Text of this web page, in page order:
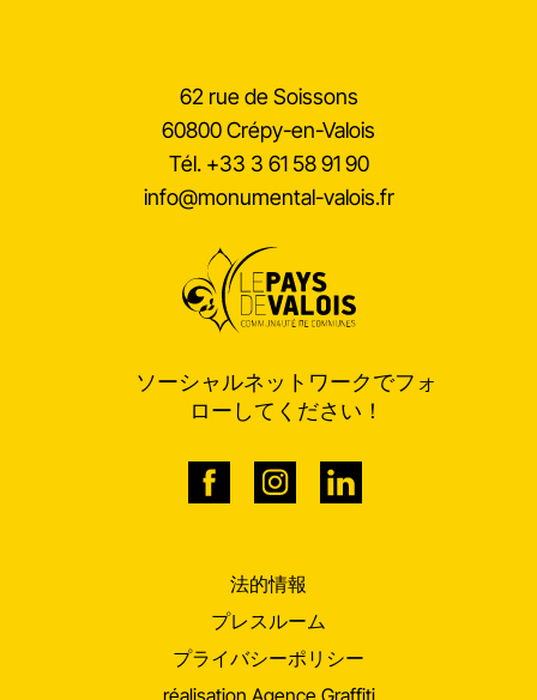
62 rue de Soissons
60800 Crépy-en-Valois
Tél. +33 3 61 58 91 90
info@monumental-valois.fr
ソーシャルネットワークでフォ
ローしてください！
法的情報
プレスルーム
プライバシーポリシー